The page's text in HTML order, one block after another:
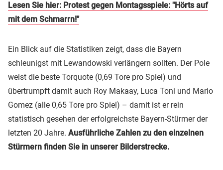
Lesen Sie hier: Protest gegen Montagsspiele: "Hörts auf
mit dem Schmarrn!"
Ein Blick auf die Statistiken zeigt, dass die Bayern
schleunigst mit Lewandowski verlängern sollten. Der Pole
weist die beste Torquote (0,69 Tore pro Spiel) und
übertrumpft damit auch Roy Makaay, Luca Toni und Mario
Gomez (alle 0,65 Tore pro Spiel) – damit ist er rein
statistisch gesehen der erfolgreichste Bayern-Stürmer der
letzten 20 Jahre. Ausführliche Zahlen zu den einzelnen
Stürmern finden Sie in unserer Bilderstrecke.